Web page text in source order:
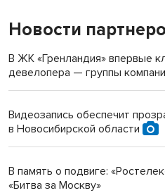
Новости
В ЖК «Гренландия» впервые
девелопера — группы
Видеозапись обеспечит
в Новосибирской области
В память о подвиге:
«Битва за Москву»